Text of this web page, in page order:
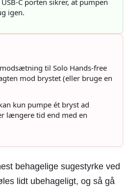
USB-C porten sikrer, at pumpen
igen.
til Solo Hands-free
mod brystet (eller bruge en
kun pumpe ét bryst ad
længere tid end med en
behagelige sugestyrke ved
lidt ubehageligt, og så gå